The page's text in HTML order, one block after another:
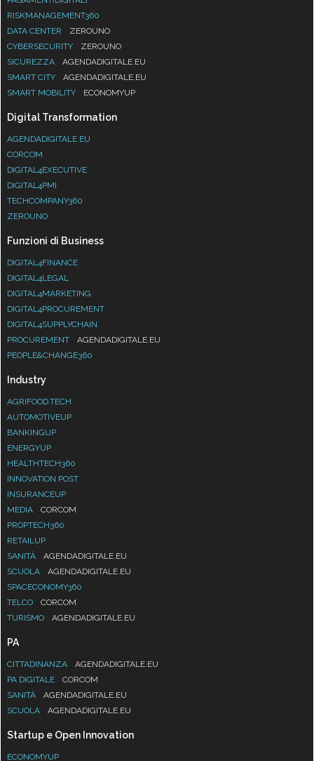
RISKMANAGEMENT360
DATA CENTER
ZEROUNO
CYBERSECURITY
ZEROUNO
SICUREZZA
AGENDADIGITALE.EU
SMART CITY
AGENDADIGITALE.EU
SMART MOBILITY
ECONOMYUP
Digital Transformation
AGENDADIGITALE.EU
CORCOM
DIGITAL4EXECUTIVE
DIGITAL4PMI
TECHCOMPANY360
ZEROUNO
Funzioni di Business
DIGITAL4FINANCE
DIGITAL4LEGAL
DIGITAL4MARKETING
DIGITAL4PROCUREMENT
DIGITAL4SUPPLYCHAIN
PROCUREMENT
AGENDADIGITALE.EU
PEOPLE&CHANGE360
Industry
AGRIFOOD.TECH
AUTOMOTIVEUP
BANKINGUP
ENERGYUP
HEALTHTECH360
INNOVATION POST
INSURANCEUP
MEDIA
CORCOM
PROPTECH360
RETAILUP
SANITÀ
AGENDADIGITALE.EU
SCUOLA
AGENDADIGITALE.EU
SPACECONOMY360
TELCO
CORCOM
TURISMO
AGENDADIGITALE.EU
PA
CITTADINANZA
AGENDADIGITALE.EU
PA DIGITALE
CORCOM
SANITÀ
AGENDADIGITALE.EU
SCUOLA
AGENDADIGITALE.EU
Startup e Open Innovation
ECONOMYUP